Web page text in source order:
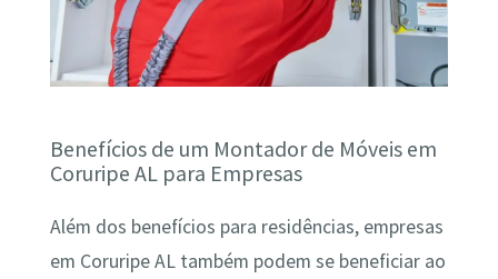
Benefícios de um Montador de Móveis em
Coruripe AL para Empresas
Além dos benefícios para residências, empresas
em Coruripe AL também podem se beneficiar ao